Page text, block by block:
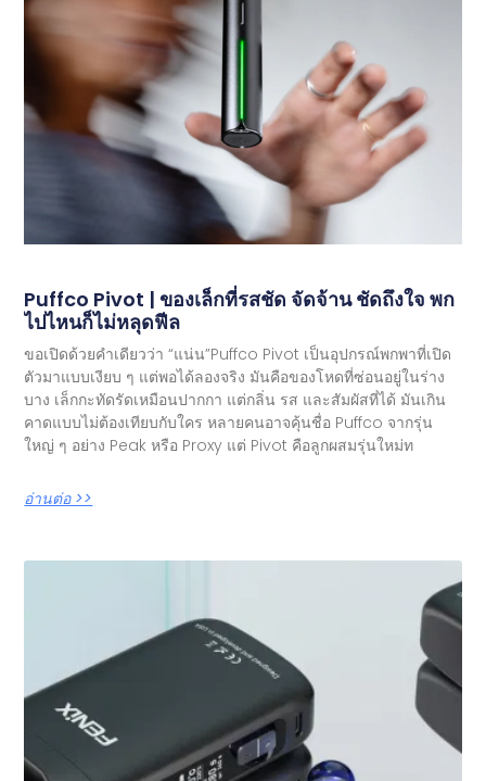
Puffco Pivot | ของเล็กที่รสชัด จัดจ้าน ชัดถึงใจ พก
ไปไหนก็ไม่หลุดฟีล
ขอเปิดด้วยคำเดียวว่า “แน่น”Puffco Pivot เป็นอุปกรณ์พกพาที่เปิด
ตัวมาแบบเงียบ ๆ แต่พอได้ลองจริง มันคือของโหดที่ซ่อนอยู่ในร่าง
บาง เล็กกะทัดรัดเหมือนปากกา แต่กลิ่น รส และสัมผัสที่ได้ มันเกิน
คาดแบบไม่ต้องเทียบกับใคร หลายคนอาจคุ้นชื่อ Puffco จากรุ่น
ใหญ่ ๆ อย่าง Peak หรือ Proxy แต่ Pivot คือลูกผสมรุ่นใหม่ท
อ่านต่อ >>